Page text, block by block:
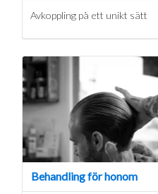
Avkoppling på ett unikt sätt
Behandling för honom